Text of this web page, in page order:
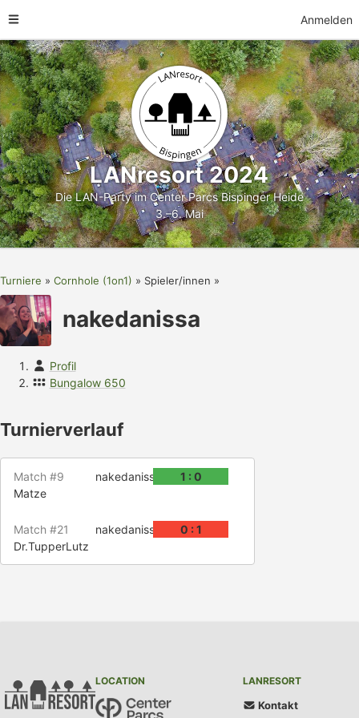
Anmelden
LANresort 2024
Die LAN-Party im Center Parcs Bispinger Heide
3.–6. Mai
Turniere Cornhole (1on1) Spieler/innen
nakedanissa
Profil
Bungalow 650
Turnierverlauf
Match #9 nakedanissa
1 : 0
Matze
Match #21 nakedanissa
0 : 1
Dr.TupperLutz
LOCATION LANRESORT
Kontakt